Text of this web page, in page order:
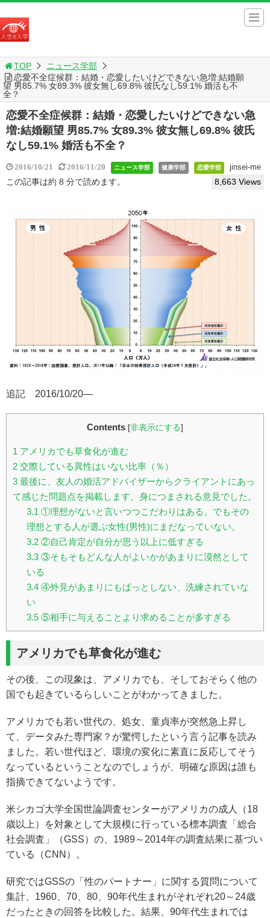
TOP
ニュース学部
恋愛不全症候群：結婚・恋愛したいけどできない急増:結婚願
望 男85.7% 女89.3% 彼女無し69.8% 彼氏なし59.1% 婚活も不
全？
恋愛不全症候群：結婚・恋愛したいけどできない急
増:結婚願望 男85.7% 女89.3% 彼女無し69.8% 彼氏
なし59.1% 婚活も不全？
2016/10/21 2016/11/20 ニュース学部 健康学部 恋愛学部 jinsei-me
この記事は約 8 分で読めます。 8,663 Views
追記 2016/10/20—
Contents [非表示にする]
1 アメリカでも草食化が進む
2 交際している異性はいない比率（％）
3 最後に、友人の婚活アドバイザーからクライアントにあっ
て感じた問題点を掲載します。身につまされる意見でした。
3.1 ①理想がないと言いつつこだわりはある。でもその
理想とする人が選ぶ女性(男性)にまだなっていない。
3.2②自己肯定が自分が思う以上に低すぎる
3.3③そもそもどんな人がよいかがあまりに漠然として
いる
3.4④外見があまりにもぱっとしない、洗練されていな
い
3.5⑤相手に与えることより求めることが多すぎる
アメリカでも草食化が進む
その後、この現象は、アメリカでも、そしておそらく他の
国でも起きているらしいことがわかってきました。
アメリカでも若い世代の、処女、童貞率が突然急上昇し
て、データみた専門家？が驚愕したという言う記事を読み
ました。若い世代ほど、環境の変化に素直に反応してそう
なっているということなのでしょうが、明確な原因は誰も
指摘できてないようです。
米シカゴ大学全国世論調査センターがアメリカの成人（18
歳以上）を対象として大規模に行っている標本調査「総合
社会調査」（GSS）の、1989～2014年の調査結果に基づい
ている（CNN）。
研究ではGSSの「性のパートナー」に関する質問について
集計、1960、70、80、90年代生まれがそれぞれ20～24歳
だったときの回答を比較した。結果、90年代生まれでは